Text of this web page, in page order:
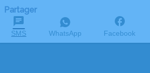
Partager
SMS WhatsApp Facebook